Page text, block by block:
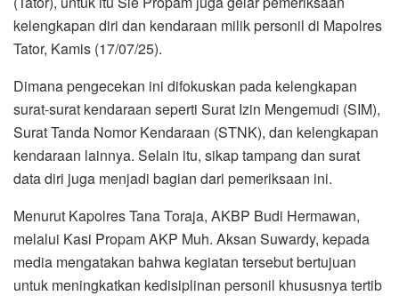
kelengkapan diri dan kendaraan milik personil di Mapolres
Tator, Kamis (17/07/25).
Dimana pengecekan ini difokuskan pada kelengkapan
surat-surat kendaraan seperti Surat Izin Mengemudi (SIM),
Surat Tanda Nomor Kendaraan (STNK), dan kelengkapan
kendaraan lainnya. Selain itu, sikap tampang dan surat
data diri juga menjadi bagian dari pemeriksaan ini.
Menurut Kapolres Tana Toraja, AKBP Budi Hermawan,
melalui Kasi Propam AKP Muh. Aksan Suwardy, kepada
media mengatakan bahwa kegiatan tersebut bertujuan
untuk meningkatkan kedisiplinan personil khususnya tertib